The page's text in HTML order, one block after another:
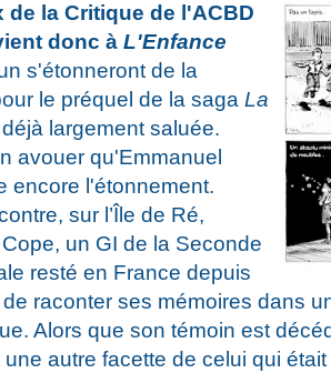
de la Critique de l'ACBD
donc à L'Enfance
s'étonneront de la
le préquel de la saga La
déjà largement saluée.
avouer qu'Emmanuel
encore l'étonnement.
sur l’Île de Ré,
un GI de la Seconde
resté en France depuis
de raconter ses mémoires dans
Alors que son témoin est
une autre facette de celui qui